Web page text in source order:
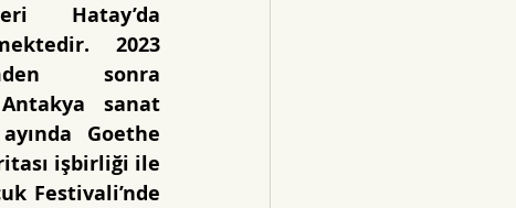
Hatay’da
2023
sonra
sanat
Goethe
işbirliği ile
Festivali’nde